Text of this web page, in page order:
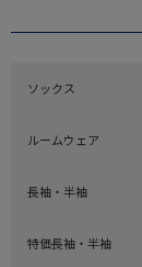
ソックス
ルームウェア
長袖・半袖
特価長袖・半袖